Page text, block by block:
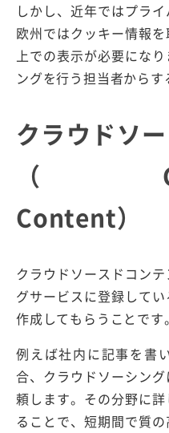
しかし、近年ではプラ
欧州ではクッキー情報
上での表示が必要にな
ングを行う担当者からす
クラウドソ
（
Content）
クラウドソースドコン
グサービスに登録して
作成してもらうことです。
例えば社内に記事を書
合、クラウドソーシン
頼します。その分野に
ることで、短期間で質